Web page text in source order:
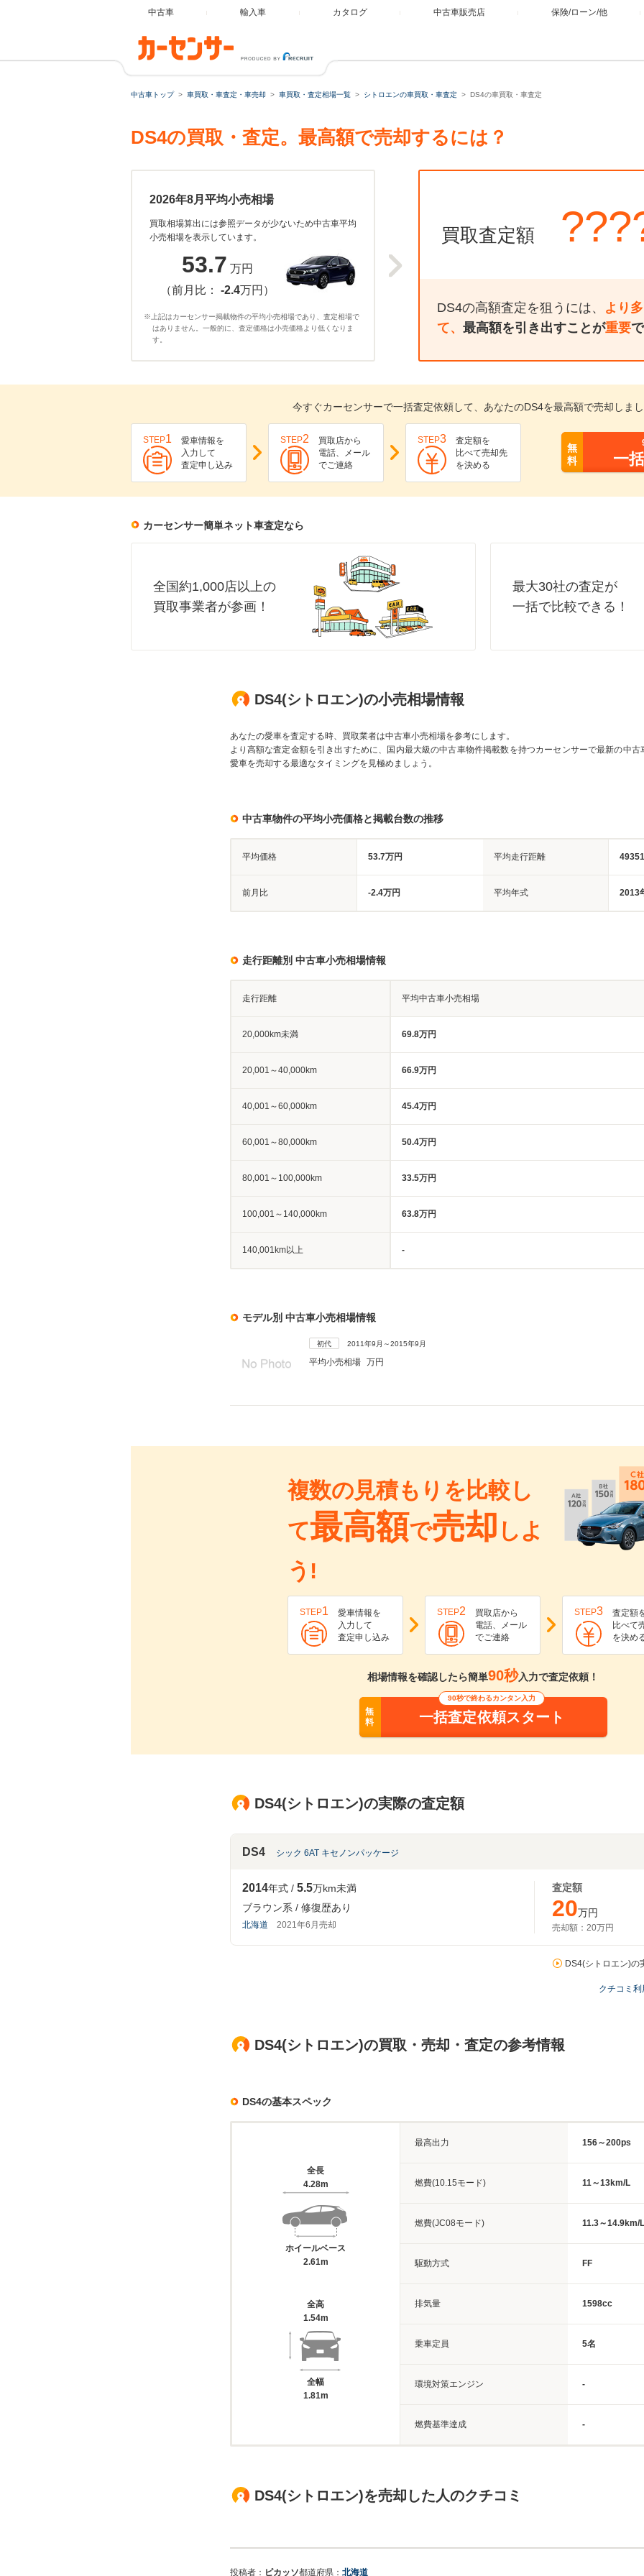
中古車 輸入車 カタログ 中古車販売店 保険/ローン/他
中古車トップ 車買取・車査定・車売却 車買取・査定相場一覧 シトロエンの車買取・車査定 DS4の車買取・車査定
DS4の買取・査定。最高額で売却するには？
2026年8月平均小売相場
買取相場算出には参照データが少ないため中古車平均
小売相場を表示しています。
53.7 万円
（前月比： -2.4万円）
※上記はカーセンサー掲載物件の平均小売相場であり、査定相場で
はありません。一般的に、査定価格は小売価格より低くなりま
す。
買取査定額
DS4の高額査定を狙うには、 より
て、 最高額を引き出すことが重要
今すぐカーセンサーで一括査定依頼して、あなたのDS4を最高額で売却しまし
STEP1
愛車情報を
入力して
査定申し込み
STEP2
買取店から
電話、メール
でご連絡
STEP3
査定額を
比べて売却先
を決める
無
料
一
カーセンサー簡単ネット車査定なら
全国約1,000店以上の
買取事業者が参画！
最大30社の査定が
一括で比較できる！
DS4(シトロエン)の小売相場情報
あなたの愛車を査定する時、買取業者は中古車小売相場を参考にします。
より高額な査定金額を引き出すために、国内最大級の中古車物件掲載数を持つカーセンサーで最新の中古
愛車を売却する最適なタイミングを見極めましょう。
中古車物件の平均小売価格と掲載台数の推移
平均価格 53.7万円 平均走行距離
前月比 -2.4万円 平均年式 2013
走行距離別 中古車小売相場情報
走行距離 平均中古車小売相場
20,000km未満 69.8万円
20,001～40,000km 66.9万円
40,001～60,000km 45.4万円
60,001～80,000km 50.4万円
80,001～100,000km 33.5万円
100,001～140,000km 63.8万円
140,001km以上 -
モデル別 中古車小売相場情報
初代 2011年9月～2015年9月
平均小売相場 万円
複数の見積もりを比較し
て最高額で売却 しよ
う!
STEP1
愛車情報を
入力して
査定申し込み
STEP2
買取店から
電話、メール
でご連絡
STEP3
査定額
比べて
を決め
相場情報を確認したら簡単90秒入力で査定依頼！
無
料
90秒で終わるカンタン入力
一括査定依頼スタート
DS4(シトロエン)の実際の査定額
DS4 シック 6AT キセノンパッケージ
2014年式 5.5万km未満
ブラウン系
修復歴あり
北海道 2021年6月売却
査定額
20万円
売却額： 20万円
DS4(シトロエン)の
クチコミ
DS4(シトロエン)の買取・売却・査定の参考情報
DS4の基本スペック
全長
4.28m
ホイールベース
2.61m
全高
1.54m
全幅
1.81m
最高出力 156～200ps
燃費(10.15モード) 11～13km/L
燃費(JC08モード) 11.3～14.9km/L
駆動方式 FF
排気量 1598cc
乗車定員 5名
環境対策エンジン -
燃費基準達成 -
DS4(シトロエン)を売却した人のクチコミ
投稿者： ピカッソ都道府県： 北海道